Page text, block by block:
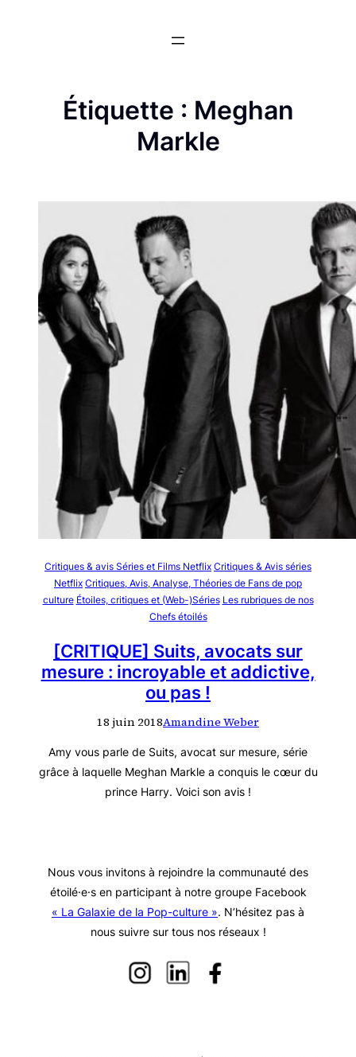
Étiquette : Meghan
Markle
Critiques & avis Séries et Films Netflix Critiques & Avis séries
Netflix Critiques, Avis, Analyse, Théories de Fans de pop
culture Étoiles, critiques et (Web-)Séries Les rubriques de nos
Chefs étoilés
[CRITIQUE] Suits, avocats sur
mesure : incroyable et addictive,
ou pas !
18 juin 2018Amandine Weber
Amy vous parle de Suits, avocat sur mesure, série
grâce à laquelle Meghan Markle a conquis le cœur du
prince Harry. Voici son avis !
Nous vous invitons à rejoindre la communauté des
étoilé·e·s en participant à notre groupe Facebook
« La Galaxie de la Pop-culture ». N’hésitez pas à
nous suivre sur tous nos réseaux !